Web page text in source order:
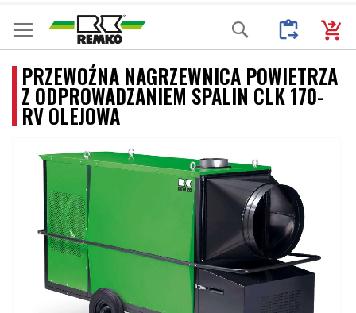
Przejdź
do
treści
Mój
Moje
Search
PRZEWOŹNA NAGRZEWNICA POWIETRZA
Z ODPROWADZANIEM SPALIN CLK 170-
RV OLEJOWA